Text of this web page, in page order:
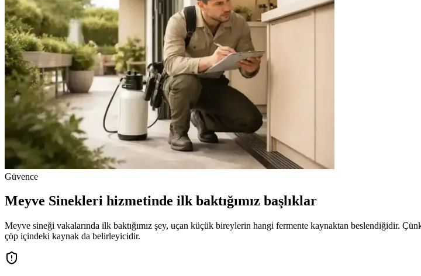
Güvence
Meyve Sinekleri hizmetinde ilk baktığımız başlıklar
Meyve sineği vakalarında ilk baktığımız şey, uçan küçük bireylerin hangi fermente kaynaktan beslendiğidir.
çöp içindeki kaynak da belirleyicidir.